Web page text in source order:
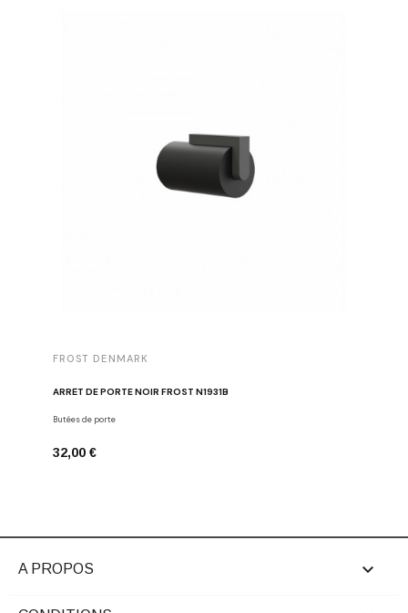
FROST DENMARK
ARRÊT DE PORTE NOIR FROST N1931B
Butées de porte
32,00 €
A PROPOS 